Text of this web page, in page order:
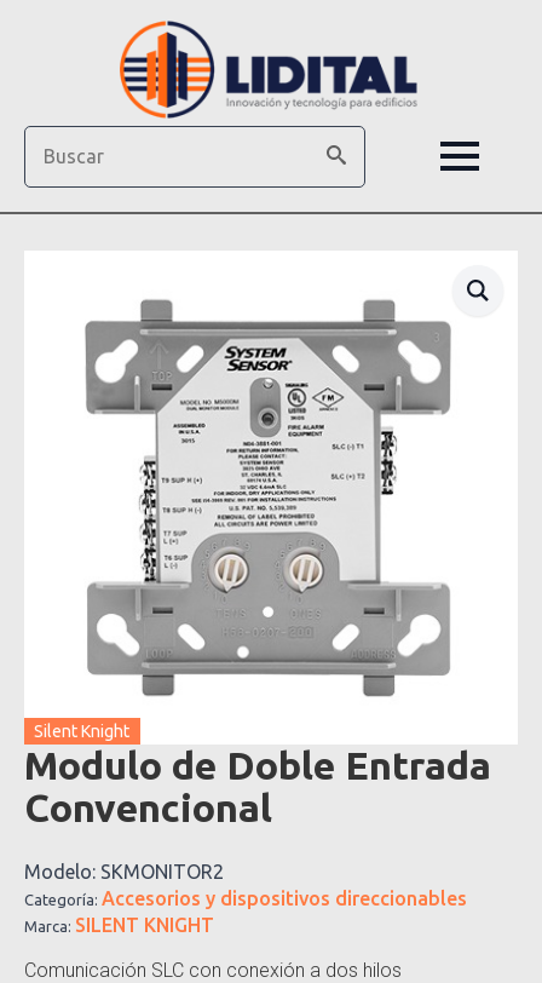
Silent Knight
Modulo de Doble Entrada
Convencional
Modelo: SKMONITOR2
Categoría: Accesorios y dispositivos direccionables
Marca: SILENT KNIGHT
Comunicación SLC con conexión a dos hilos